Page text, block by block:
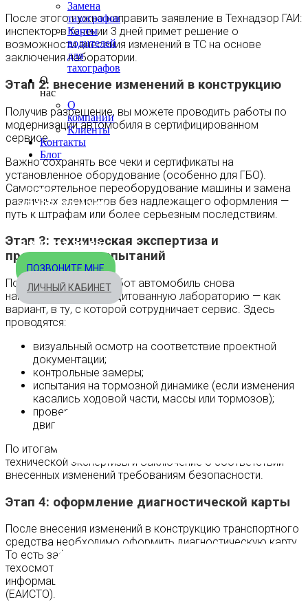
Замена
тахографов
Карты
водителей
для
тахографов
О
нас
О
компании
Клиенты
Контакты
Блог
МОСКВА
+7 495 540-40-84
8 800 333-32-89
ПОЗВОНИТЕ МНЕ
ЛИЧНЫЙ КАБИНЕТ
После этого нужно направить заявление в Технадзор ГАИ:
инспектор в течении 3 дней примет решение о
возможности внесения изменений в ТС на основе
заключения лаборатории.
Этап 2: внесение изменений в конструкцию
Получив разрешение, вы можете проводить работы по
модернизации автомобиля в сертифицированном
сервисе.
Важно сохранять все чеки и сертификаты на
установленное оборудование (особенно для ГБО).
Самостоятельное переоборудование машины и замена
различных элементов без надлежащего оформления —
путь к штрафам или более серьезным последствиям.
Этап 3: техническая экспертиза и
прохождение испытаний
После завершения работ автомобиль снова
направляется в аккредитованную лабораторию — как
вариант, в ту, с которой сотрудничает сервис. Здесь
проводятся:
визуальный осмотр на соответствие проектной
документации;
контрольные замеры;
испытания на тормозной динамике (если изменения
касались ходовой части, массы или тормозов);
проверка на токсичность выхлопа (при замене
двигателя или установке ГБО).
По итогам испытаний лаборатория выдает Протокол
технической экспертизы и Заключение о соответствии
внесенных изменений требованиям безопасности.
Этап 4: оформление диагностической карты
После внесения изменений в конструкцию транспортного
средства необходимо оформить диагностическую карту.
То есть зафиксировать результат прохождения
техосмотра в единой автоматизированной
информационной системе технического осмотра
(ЕАИСТО).